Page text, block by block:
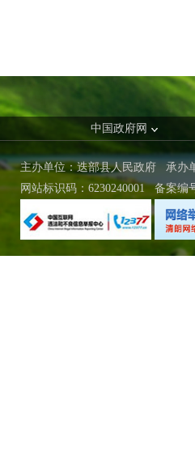
中国政府网
主办单位：迭部县人民政府 承办
网站标识码：6230240001
备案编